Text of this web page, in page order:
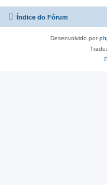
Índice do Fórum
Desenvolvido por